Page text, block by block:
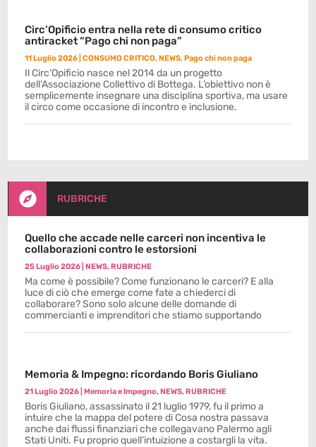
Circ’Opificio entra nella rete di consumo critico
antiracket “Pago chi non paga”
11 Luglio 2026 |CONSUMO CRITICO,NEWS,Pago chi non paga
Il Circ’Opificio nasce nel 2014 da un progetto
dell’Associazione Collettivo di Bottega. L’obiettivo non è
semplicemente insegnare una disciplina sportiva, ma usare
il circo come occasione di incontro e inclusione.
 RUBRICHE
Quello che accade nelle carceri non incentiva le
collaborazioni contro le estorsioni
25 Luglio 2026 |NEWS,RUBRICHE
Ma come è possibile? Come funzionano le carceri? E alla
luce di ciò che emerge come fate a chiederci di
collaborare? Sono solo alcune delle domande di
commercianti e imprenditori che stiamo supportando
Memoria & Impegno: ricordando Boris Giuliano
21 Luglio 2026 |Memoria e Impegno,NEWS,RUBRICHE
Boris Giuliano, assassinato il 21 luglio 1979, fu il primo a
intuire che la mappa del potere di Cosa nostra passava
anche dai flussi finanziari che collegavano Palermo agli
Stati Uniti. Fu proprio quell’intuizione a costargli la vita.